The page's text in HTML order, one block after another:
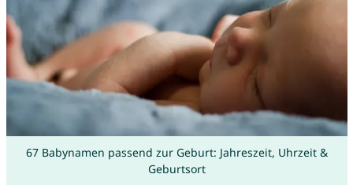
67 Babynamen passend zur Geburt: Jahreszeit, Uhrzeit &
Geburtsort